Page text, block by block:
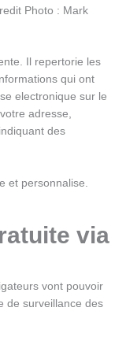
Photo : Mark
Il repertorie les
qui ont
electronique sur le
adresse,
des
et personnalise.
via
vont pouvoir
de surveillance des